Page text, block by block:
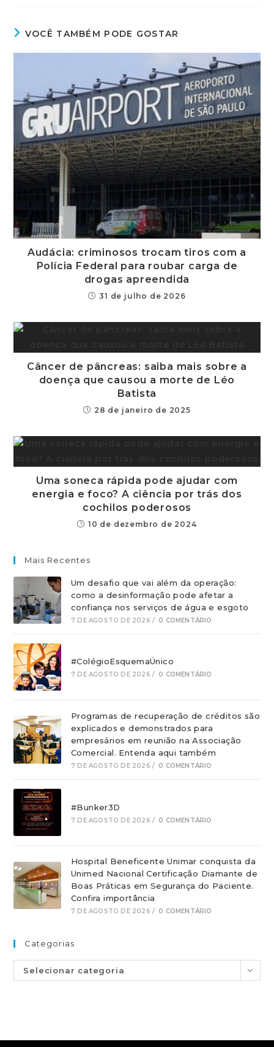
VOCÊ TAMBÉM PODE GOSTAR
Audácia: criminosos trocam tiros com a
Polícia Federal para roubar carga de
drogas apreendida
31 de julho de 2026
Câncer de pâncreas: saiba mais sobre a
doença que causou a morte de Léo
Batista
28 de janeiro de 2025
Uma soneca rápida pode ajudar com
energia e foco? A ciência por trás dos
cochilos poderosos
10 de dezembro de 2024
Mais Recentes
Um desafio que vai além da operação:
como a desinformação pode afetar a
confiança nos serviços de água e esgoto
7 DE AGOSTO DE 2026 / 0 COMENTÁRIO
#ColégioEsquemaÚnico
7 DE AGOSTO DE 2026 / 0 COMENTÁRIO
Programas de recuperação de créditos são
explicados e demonstrados para
empresários em reunião na Associação
Comercial. Entenda aqui também
7 DE AGOSTO DE 2026 / 0 COMENTÁRIO
#Bunker3D
7 DE AGOSTO DE 2026 / 0 COMENTÁRIO
Hospital Beneficente Unimar conquista da
Unimed Nacional Certificação Diamante de
Boas Práticas em Segurança do Paciente.
Confira importância
7 DE AGOSTO DE 2026 / 0 COMENTÁRIO
Categorias
Selecionar categoria